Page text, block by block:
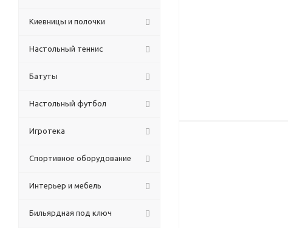
Киевницы и полочки
Настольный теннис
Батуты
Настольный футбол
Игротека
Спортивное оборудование
Интерьер и мебель
Бильярдная под ключ